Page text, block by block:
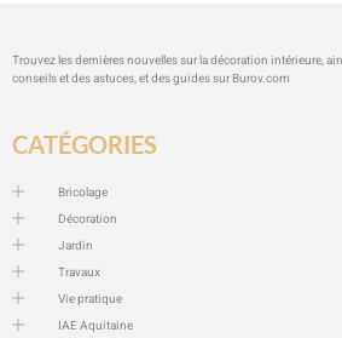
Trouvez les dernières nouvelles sur la décoration intérieure,
conseils et des astuces, et des guides sur Burov.com
CATÉGORIES
Bricolage
Décoration
Jardin
Travaux
Vie pratique
IAE Aquitaine